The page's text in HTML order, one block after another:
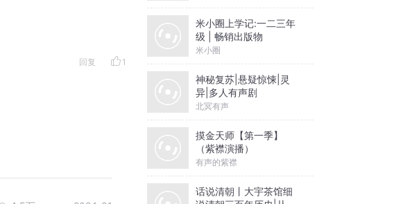
回复 1
米小圈上学记:一二三年
级 | 畅销出版物
米小圈
神秘复苏|悬疑惊悚|灵
异|多人有声剧
北冥有声
摸金天师【第一季】
（紫襟演播）
有声的紫襟
话说清朝丨大宇茶馆细